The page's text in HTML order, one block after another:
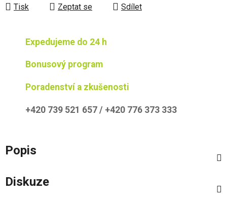
Tisk Zeptat se Sdílet
Expedujeme do 24 h
Bonusový program
Poradenství a zkušenosti
+420 739 521 657 / +420 776 373 333
Popis
Diskuze